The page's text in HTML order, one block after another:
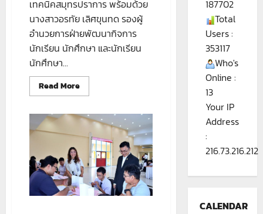
เทคนิคสมุทรปราการ พร้อมด้วย
นางสาวอรทัย เลิศขุนทด รองผู้
อำนวยการฝ่ายพัฒนากิจการ
นักเรียน นักศึกษา และนักเรียน
นักศึกษา...
Read MoreRead
more
เปิด
ศูนย์
ปฏิบัติ
การ
ป้องกัน
และ
ลด
อุบัติเหตุ
ทาง
ถนน
187702
Total
Users :
353117
Who's
Online :
13
Your IP
Address
:
216.73.216.212
CALENDAR